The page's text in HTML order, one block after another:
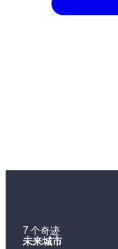
7 个奇迹
未来城市